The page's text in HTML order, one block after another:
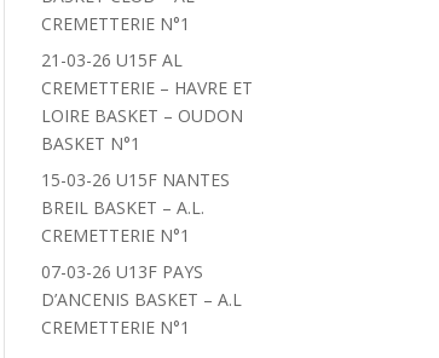
CREMETTERIE N°1
21-03-26 U15F AL
CREMETTERIE – HAVRE ET
LOIRE BASKET – OUDON
BASKET N°1
15-03-26 U15F NANTES
BREIL BASKET – A.L.
CREMETTERIE N°1
07-03-26 U13F PAYS
D’ANCENIS BASKET – A.L
CREMETTERIE N°1